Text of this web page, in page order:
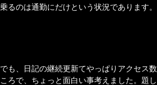
るのは通勤にだけという状況であります。
も、日記の継続更新てやっぱりアクセス数
ろで、ちょっと面白い事考えました。題し